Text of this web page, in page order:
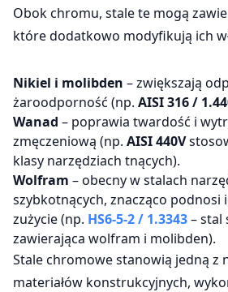
Obok chromu, stale te mogą
które dodatkowo modyfikują ich
Nikiel i molibden – zwiększają
żaroodporność (np. AISI 316 /
Wanad – poprawia twardość i
zmęczeniową (np. AISI 440V
klasy narzędziach tnących).
Wolfram – obecny w stalach
szybkotnących, znacząco podnosi
zużycie (np. HS6-5-2 / 1.3343– stal
zawierająca wolfram i molibden).
Stale chromowe stanowią jedną z
materiałów konstrukcyjnych,